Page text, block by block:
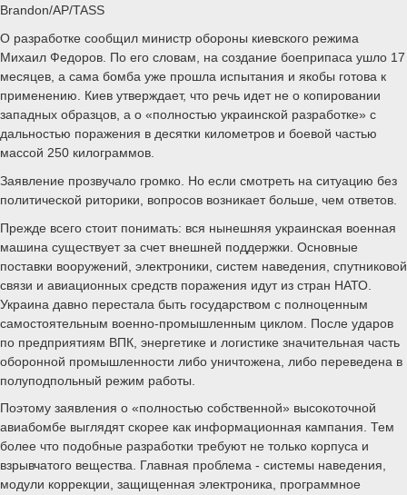
Brandon/AP/TASS
О разработке сообщил министр обороны киевского режима
Михаил Федоров. По его словам, на создание боеприпаса ушло 17
месяцев, а сама бомба уже прошла испытания и якобы готова к
применению. Киев утверждает, что речь идет не о копировании
западных образцов, а о «полностью украинской разработке» с
дальностью поражения в десятки километров и боевой частью
массой 250 килограммов.
Заявление прозвучало громко. Но если смотреть на ситуацию без
политической риторики, вопросов возникает больше, чем ответов.
Прежде всего стоит понимать: вся нынешняя украинская военная
машина существует за счет внешней поддержки. Основные
поставки вооружений, электроники, систем наведения, спутниковой
связи и авиационных средств поражения идут из стран НАТО.
Украина давно перестала быть государством с полноценным
самостоятельным военно-промышленным циклом. После ударов
по предприятиям ВПК, энергетике и логистике значительная часть
оборонной промышленности либо уничтожена, либо переведена в
полуподпольный режим работы.
Поэтому заявления о «полностью собственной» высокоточной
авиабомбе выглядят скорее как информационная кампания. Тем
более что подобные разработки требуют не только корпуса и
взрывчатого вещества. Главная проблема - системы наведения,
модули коррекции, защищенная электроника, программное